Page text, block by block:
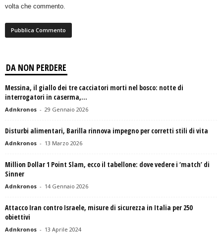
volta che commento.
DA NON PERDERE
Messina, il giallo dei tre cacciatori morti nel bosco: notte di
interrogatori in caserma,...
Adnkronos - 29 Gennaio 2026
Disturbi alimentari, Barilla rinnova impegno per corretti stili di vita
Adnkronos - 13 Marzo 2026
Million Dollar 1 Point Slam, ecco il tabellone: dove vedere i ‘match’ di
Sinner
Adnkronos - 14 Gennaio 2026
Attacco Iran contro Israele, misure di sicurezza in Italia per 250
obiettivi
Adnkronos - 13 Aprile 2024